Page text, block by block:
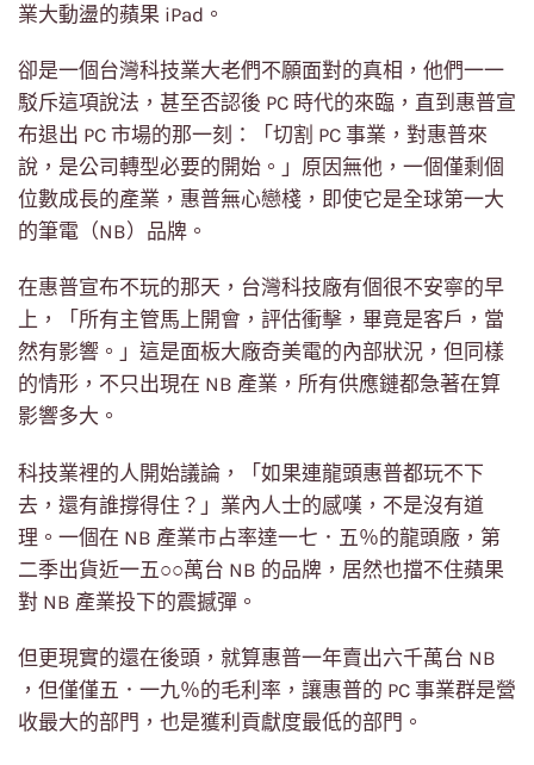
業大動盪的蘋果 iPad。
卻是一個台灣科技業大老們不願面對的真相，他們一一
駁斥這項說法，甚至否認後 PC 時代的來臨，直到惠普宣
布退出 PC 市場的那一刻：「切割 PC 事業，對惠普來
說，是公司轉型必要的開始。」原因無他，一個僅剩個
位數成長的產業，惠普無心戀棧，即使它是全球第一大
的筆電（NB）品牌。
在惠普宣布不玩的那天，台灣科技廠有個很不安寧的早
上，「所有主管馬上開會，評估衝擊，畢竟是客戶，當
然有影響。」這是面板大廠奇美電的內部狀況，但同樣
的情形，不只出現在 NB 產業，所有供應鏈都急著在算
影響多大。
科技業裡的人開始議論，「如果連龍頭惠普都玩不下
去，還有誰撐得住？」業內人士的感嘆，不是沒有道
理。一個在 NB 產業市占率達一七．五％的龍頭廠，第
二季出貨近一五○○萬台 NB 的品牌，居然也擋不住蘋果
對 NB 產業投下的震撼彈。
但更現實的還在後頭，就算惠普一年賣出六千萬台 NB
，但僅僅五．一九％的毛利率，讓惠普的 PC 事業群是營
收最大的部門，也是獲利貢獻度最低的部門。